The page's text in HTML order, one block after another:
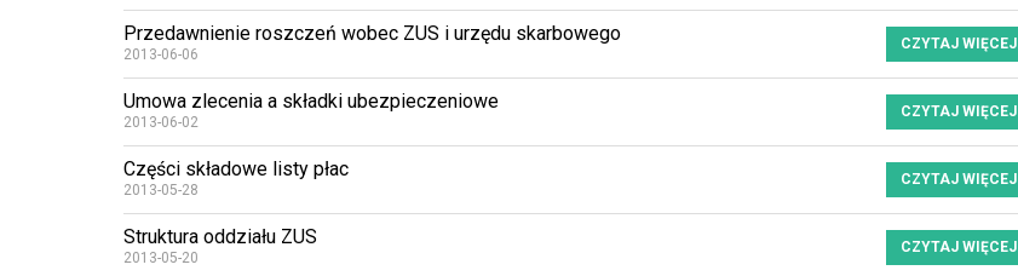
Przedawnienie roszczeń wobec ZUS i urzędu skarbowego
2013-06-06
CZYTAJ WIĘCEJ
Umowa zlecenia a składki ubezpieczeniowe
2013-06-02
CZYTAJ WIĘCEJ
Części składowe listy płac
2013-05-28
CZYTAJ WIĘCEJ
Struktura oddziału ZUS
2013-05-20
CZYTAJ WIĘCEJ